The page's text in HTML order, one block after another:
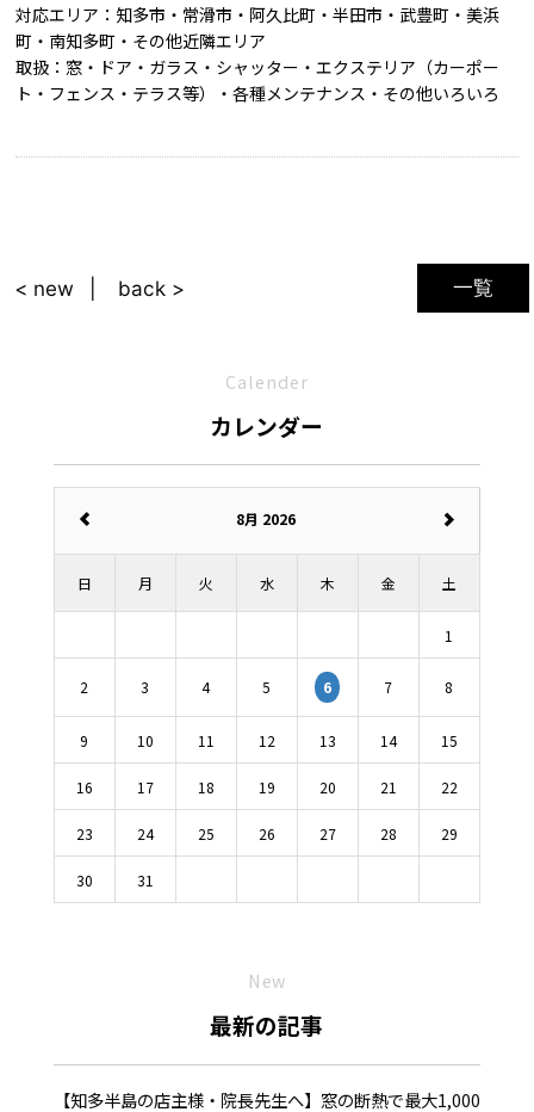
対応エリア：知多市・常滑市・阿久比町・半田市・武豊町・美浜
町・南知多町・その他近隣エリア
取扱：窓・ドア・ガラス・シャッター・エクステリア（カーポー
ト・フェンス・テラス等）・各種メンテナンス・その他いろいろ
一覧
< new back >
Calender
カレンダー
8月 2026
日 月 火 水 木 金 土
1
2 3 4 5 6 7 8
9 10 11 12 13 14 15
16 17 18 19 20 21 22
23 24 25 26 27 28 29
30 31
New
最新の記事
【知多半島の店主様・院長先生へ】窓の断熱で最大1,000